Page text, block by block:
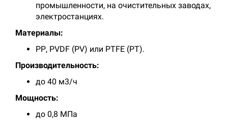
промышленности, на очистительных заводах,
электростанциях.
Материалы:
РР, PVDF (PV) или PTFE (PT).
Производительность:
до 40 м3/ч
Мощность:
до 0,8 MПa